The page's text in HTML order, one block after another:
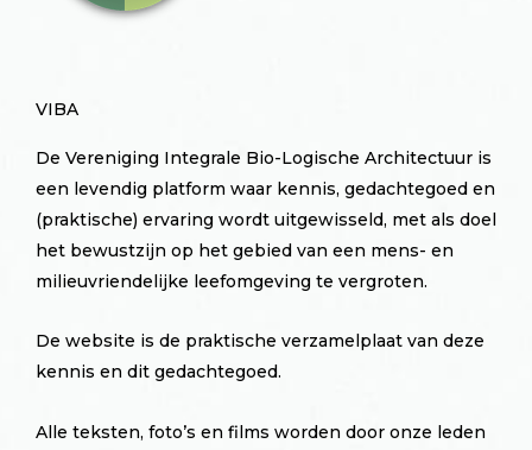
VIBA
De Vereniging Integrale Bio-Logische Architectuur is
een levendig platform waar kennis, gedachtegoed en
(praktische) ervaring wordt uitgewisseld, met als doel
het bewustzijn op het gebied van een mens- en
milieuvriendelijke leefomgeving te vergroten.
De website is de praktische verzamelplaat van deze
kennis en dit gedachtegoed.
Alle teksten, foto’s en films worden door onze leden